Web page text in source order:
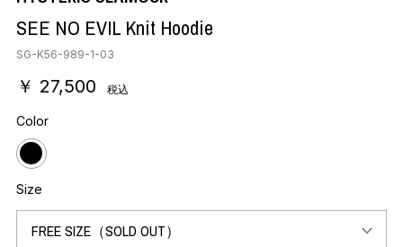
SEE NO EVIL Knit Hoodie
SG-K56-989-1-03
￥ 27,500 税込
Color
Size